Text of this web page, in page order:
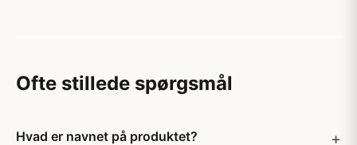
Ofte stillede spørgsmål
Hvad er navnet på produktet?